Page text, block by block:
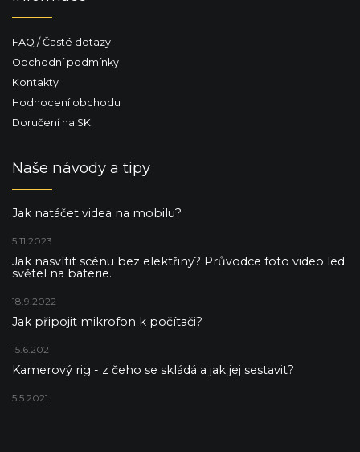
FAQ / Časté dotazy
Obchodní podmínky
Kontakty
Hodnocení obchodu
Doručení na SK
Naše návody a tipy
Jak natáčet videa na mobilu?
5.11.2023
Jak nasvítit scénu bez elektřiny? Průvodce foto video led
světel na baterie.
18.9.2022
Jak připojit mikrofon k počítači?
15.6.2021
Kamerový rig - z čeho se skládá a jak jej sestavit?
5.5.2021